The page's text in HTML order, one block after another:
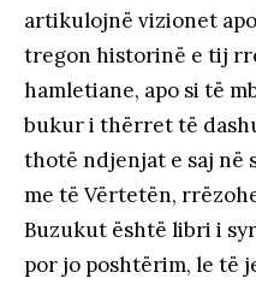
artikulojnë vizionet
tregon historinë e tij
hamletiane, apo si të
bukur i thërret të
thotë ndjenjat e saj në
me të Vërtetën,
Buzukut është libri i
por jo poshtërim, le të